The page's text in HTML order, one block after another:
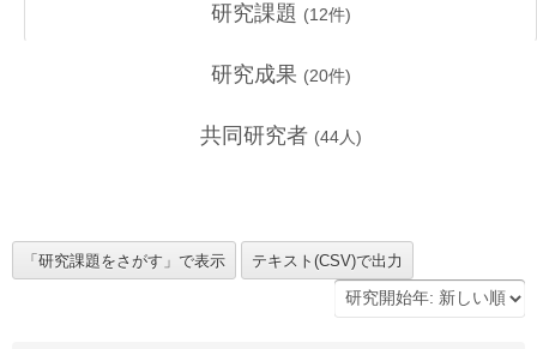
研究課題 (12件)
研究成果 (20件)
共同研究者 (44人)